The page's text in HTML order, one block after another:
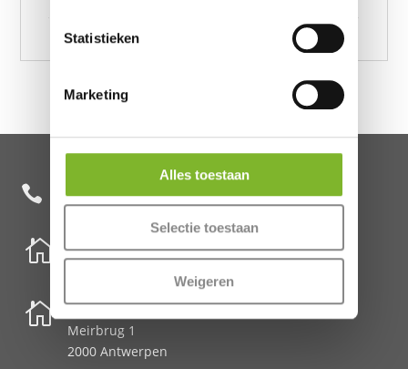
Statistieken
Marketing
Alles toestaan
Selectie toestaan
Weigeren
 +31 85 482 0020

Nederland
2595 AR Den Haag

België
Meirbrug 1
2000 Antwerpen